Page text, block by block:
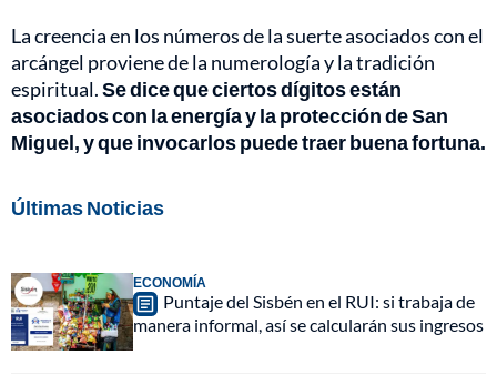
La creencia en los números de la suerte asociados con el
arcángel proviene de la numerología y la tradición
espiritual.Se dice que ciertos dígitos están
asociados con la energía y la protección de San
Miguel, y que invocarlos puede traer buena fortuna.
Últimas Noticias
ECONOMÍA
Puntaje del Sisbén en el RUI: si trabaja de
manera informal, así se calcularán sus ingresos